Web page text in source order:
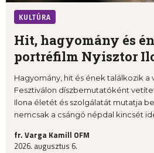
KULTÚRA
Hit, hagyomány és
portréfilm Nyisztor
Hagyomány, hit és ének találkozik a
Fesztiválon díszbemutatóként
Ilona életét és szolgálatát mutatja
nemcsak a csángó népdal kincsét
fr. Varga Kamill OFM
2026. augusztus 6.